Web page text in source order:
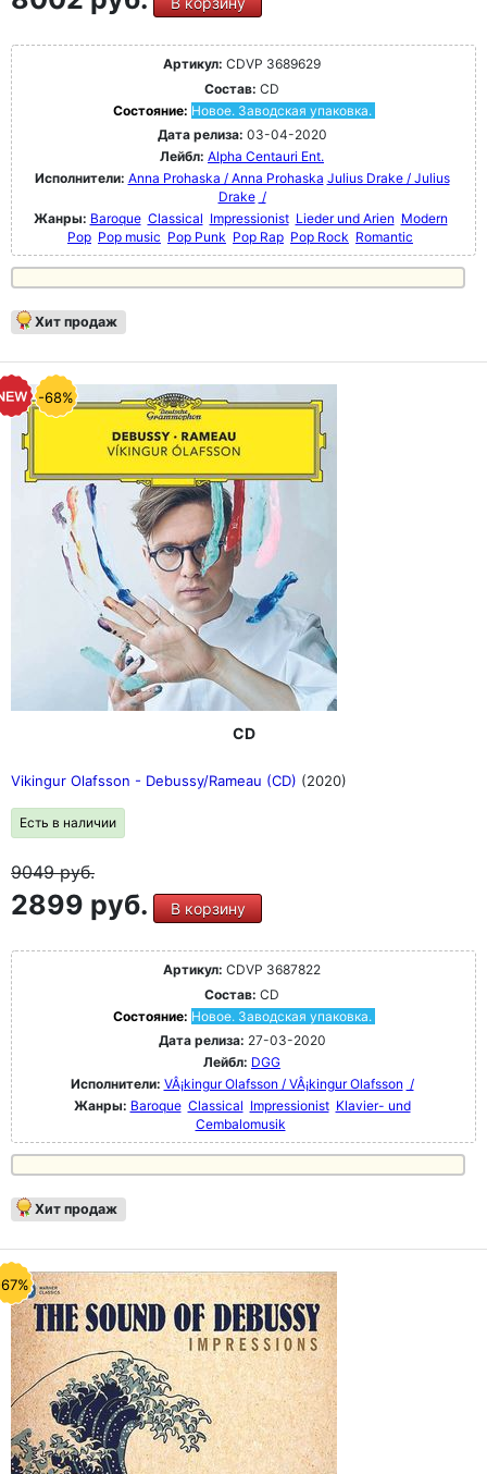
Артикул: CDVP 3689629
Состав: CD
Состояние: Новое. Заводская упаковка.
Дата релиза: 03-04-2020
Лейбл: Alpha Centauri Ent.
Исполнители: Anna Prohaska / Anna Prohaska Julius Drake / Julius
Drake /
Жанры: Baroque Classical Impressionist Lieder und Arien Modern
Pop Pop music Pop Punk Pop Rap Pop Rock Romantic
Хит продаж
-68%
CD
Vikingur Olafsson - Debussy/Rameau (CD) (2020)
Есть в наличии
9049руб.
2899 руб. В корзину
Артикул: CDVP 3687822
Состав: CD
Состояние: Новое. Заводская упаковка.
Дата релиза: 27-03-2020
Лейбл: DGG
Исполнители: VÂ¡kingur Olafsson / VÂ¡kingur Olafsson /
Жанры: Baroque Classical Impressionist Klavier- und
Cembalomusik
Хит продаж